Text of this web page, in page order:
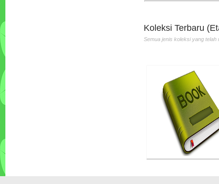
Koleksi Terbaru
Semua jenis koleksi yang telah